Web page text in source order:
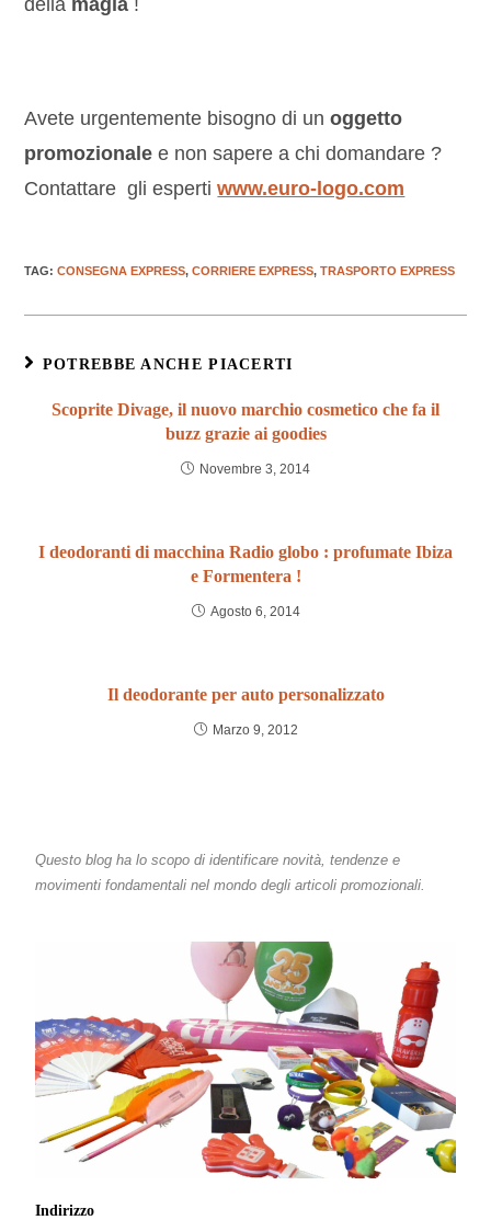
della magia !
Avete urgentemente bisogno di unoggetto
promozionale e non sapere a chi domandare ?
Contattare gli espertiwww.euro-logo.com
TAG:CONSEGNA EXPRESS, CORRIERE EXPRESS, TRASPORTO EXPRESS
POTREBBE ANCHE PIACERTI
Scoprite Divage, il nuovo marchio cosmetico che fa il
buzz grazie ai goodies
Novembre 3, 2014
I deodoranti di macchina Radio globo : profumate Ibiza
e Formentera !
Agosto 6, 2014
Il deodorante per auto personalizzato
Marzo 9, 2012
Questo blog ha lo scopo di identificare novità, tendenze e
movimenti fondamentali nel mondo degli articoli promozionali.
Indirizzo